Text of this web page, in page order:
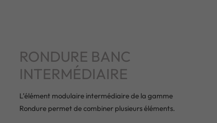
RONDURE BANC
INTERMÉDIAIRE
L’élément modulaire intermédiaire de la gamme
Rondure permet de combiner plusieurs éléments.